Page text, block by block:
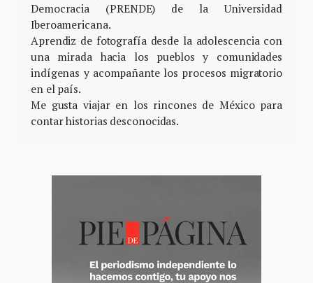
Democracia (PRENDE) de la Universidad
Iberoamericana.
Aprendiz de fotografía desde la adolescencia con
una mirada hacia los pueblos y comunidades
indígenas y acompañante los procesos migratorio
en el país.
Me gusta viajar en los rincones de México para
contar historias desconocidas.